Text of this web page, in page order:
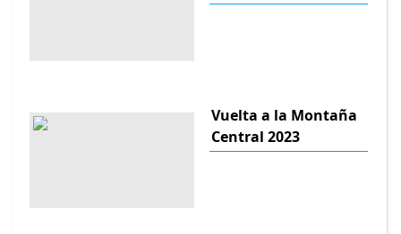
Vuelta a la Montaña
Central 2023